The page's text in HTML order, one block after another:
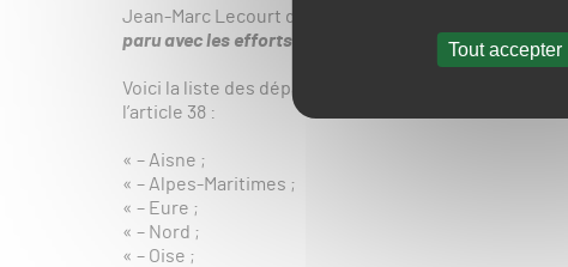
Tout accepter
Jean-Marc Lecourt de l’Association Française des
paru avec les efforts de l’interprofession« .
Voici la liste des départements mentionnés aux II et II
l’article 38 :
« – Aisne ;
« – Alpes-Maritimes ;
« – Eure ;
« – Nord ;
« – Oise ;